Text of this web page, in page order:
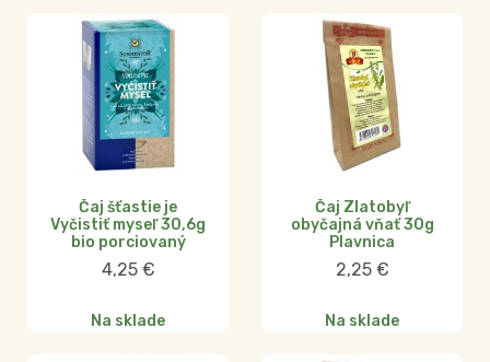
Čaj šťastie je
Vyčistiť myseľ 30,6g
bio porciovaný
4,25 €
Na sklade
Čaj Zlatobyľ
obyčajná vňať 30g
Plavnica
2,25 €
Na sklade